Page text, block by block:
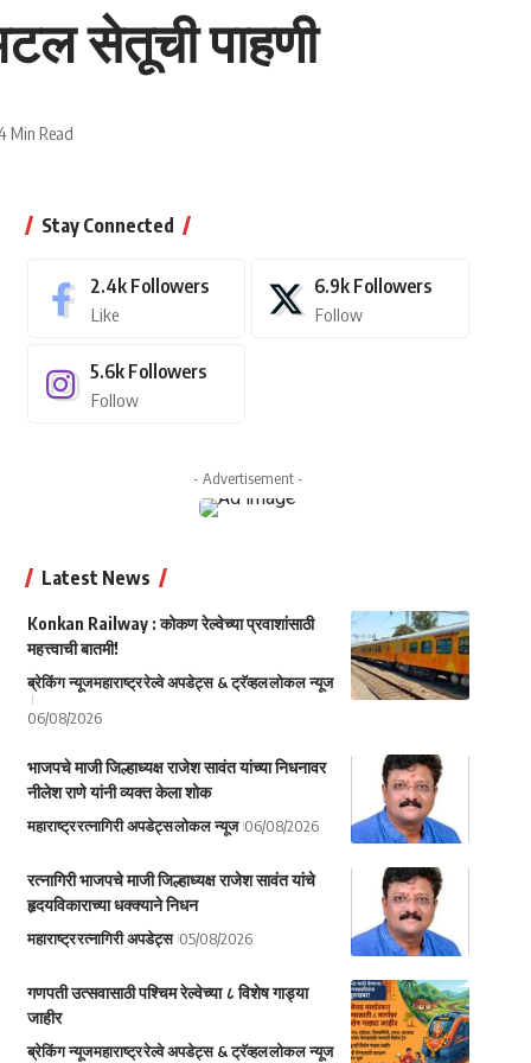
सेतूची पाहणी
Min Read
Stay Connected
2.4k Followers
Like
6.9k Followers
Follow
5.6k Followers
Follow
- Advertisement -
Latest News
Konkan Railway : कोकण रेल्वेच्या प्रवाशांसाठी
महत्त्वाची बातमी!
ब्रेकिंग न्यूजमहाराष्ट्ररेल्वे अपडेट्स & ट्रॅव्हललोकल न्यूज
06/08/2026
भाजपचे माजी जिल्हाध्यक्ष राजेश सावंत यांच्या निधनावर
नीलेश राणे यांनी व्यक्त केला शोक
महाराष्ट्ररत्नागिरी अपडेट्सलोकल न्यूज 06/08/2026
रत्नागिरी भाजपचे माजी जिल्हाध्यक्ष राजेश सावंत यांचे
हृदयविकाराच्या धक्क्याने निधन
महाराष्ट्ररत्नागिरी अपडेट्स 05/08/2026
गणपती उत्सवासाठी पश्चिम रेल्वेच्या ८ विशेष गाड्या
जाहीर
ब्रेकिंग न्यूजमहाराष्ट्ररेल्वे अपडेट्स & ट्रॅव्हललोकल न्यूज